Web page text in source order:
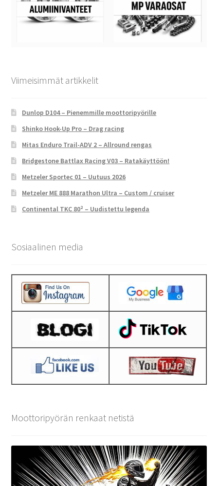
Viimeisimmät artikkelit
Dunlop D104 – Pienemmille moottoripyörille
Shinko Hook-Up Pro – Drag racing
Mitas Enduro Trail-ADV 2 – Allround rengas
Bridgestone Battlax Racing V03 – Ratakäyttöön!
Metzeler Sportec 01 – Uutuus 2026
Metzeler ME 888 Marathon Ultra – Custom / cruiser
Continental TKC 80² – Uudistettu legenda
Sosiaalinen media
Moottoripyörän renkaat netistä